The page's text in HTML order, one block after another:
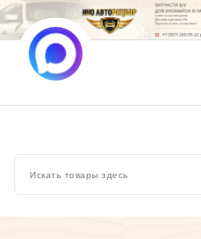
Перейти
к
содержимому